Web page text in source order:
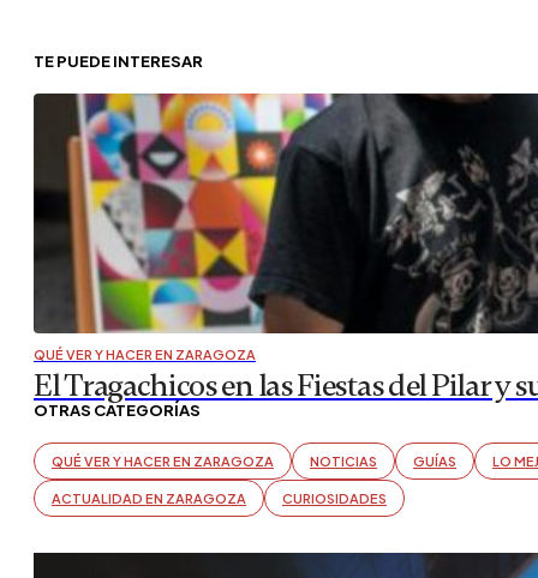
TE PUEDE INTERESAR
QUÉ VER Y HACER EN ZARAGOZA
El Tragachicos en las Fiestas del Pilar y
OTRAS CATEGORÍAS
QUÉ VER Y HACER EN ZARAGOZA NOTICIAS GUÍAS LO
ACTUALIDAD EN ZARAGOZA CURIOSIDADES